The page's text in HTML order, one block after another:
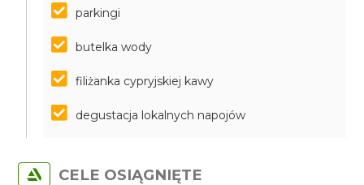
parkingi
butelka wody
filiżanka cypryjskiej kawy
degustacja lokalnych napojów
CELE OSIĄGNIĘTE